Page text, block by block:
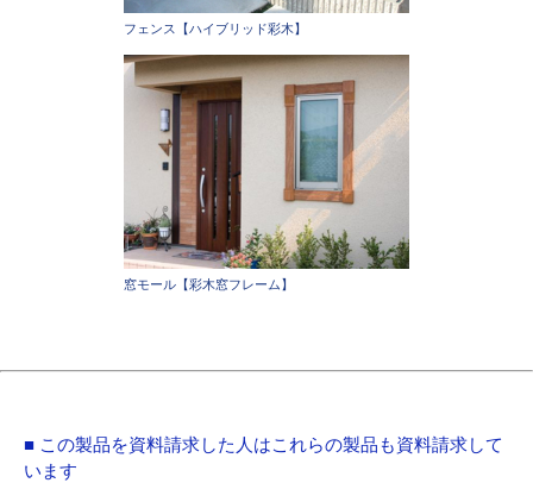
フェンス【ハイブリッド彩木】
窓モール【彩木窓フレーム】
■ この製品を資料請求した人はこれらの製品も資料請求して
います